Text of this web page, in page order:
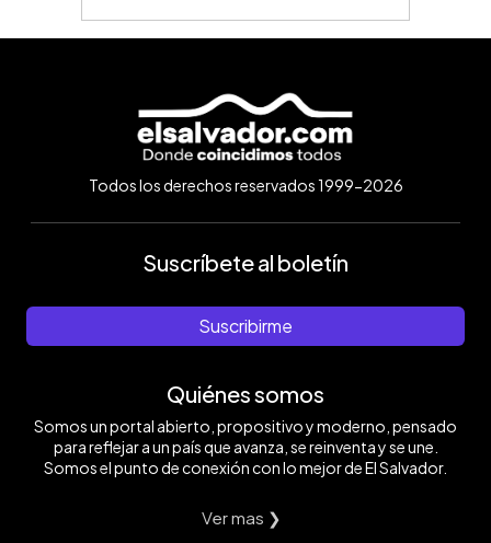
Todos los derechos reservados 1999-2026
Suscríbete al boletín
Suscribirme
Quiénes somos
Somos un portal abierto, propositivo y moderno, pensado
para reflejar a un país que avanza, se reinventa y se une.
Somos el punto de conexión con lo mejor de El Salvador.
Ver mas ❯